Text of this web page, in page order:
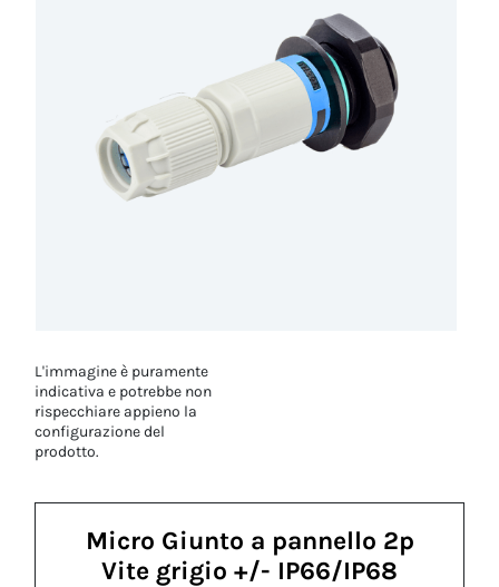
L'immagine è puramente
indicativa e potrebbe non
rispecchiare appieno la
configurazione del
prodotto.
Micro Giunto a pannello 2p
Vite grigio +/- IP66/IP68